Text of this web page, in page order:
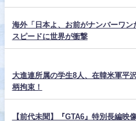
海外「日本よ、お前がナンバーワ
スピードに世界が衝撃
大進連所属の学生8人、在韓米軍平
柄拘束！
【前代未聞】『GTA6』特別長編映